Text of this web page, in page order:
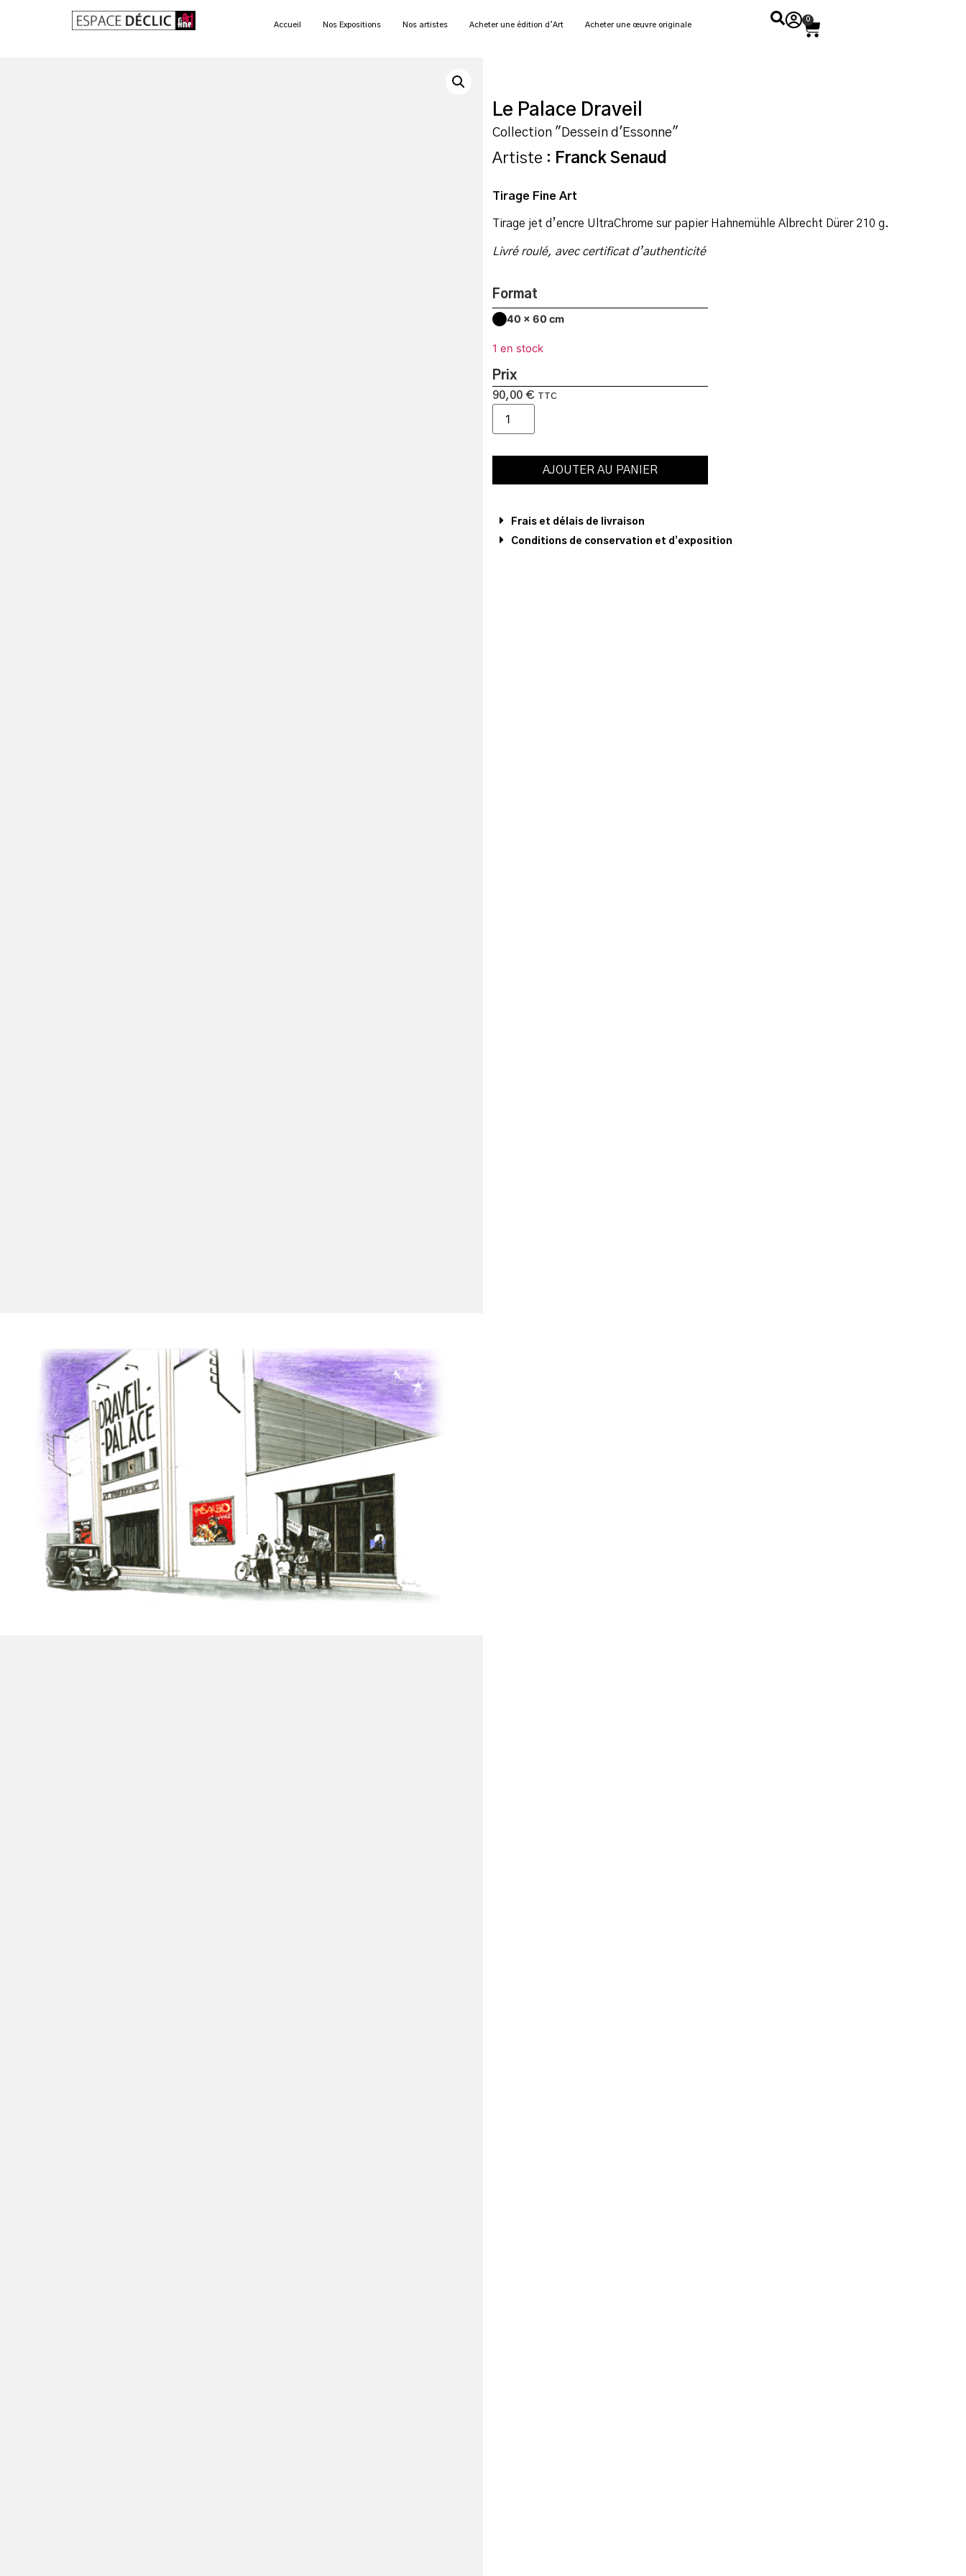
Accueil Nos Expositions Nos artistes Acheter une édition d’Art Acheter une œuvre originale
0
Le Palace Draveil
Collection "Dessein d'Essonne"
Artiste : Franck Senaud
Tirage Fine Art
Tirage jet d’encre UltraChrome sur papier Hahnemühle Albrecht Dürer 210 g.
Livré roulé, avec certificat d’authenticité
Format
40 x 60 cm
1 en stock
Prix
90,00 € TTC
AJOUTER AU PANIER
Frais et délais de livraison
Conditions de conservation et d’exposition